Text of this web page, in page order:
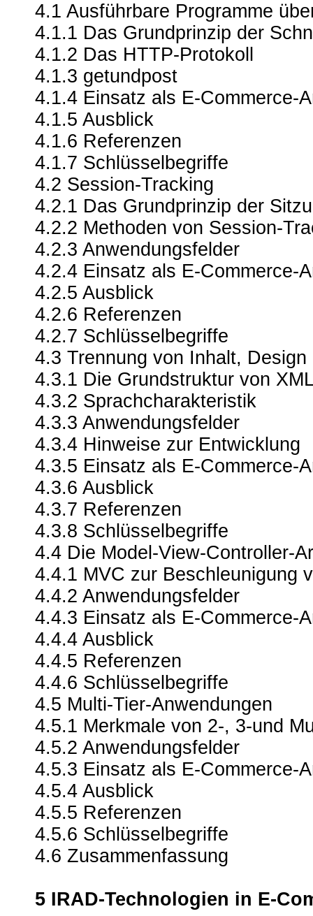
4.1 Ausführbare Programme
4.1.1 Das Grundprinzip der
4.1.2 Das HTTP-Protokoll
4.1.3 getundpost
4.1.4 Einsatz als E-Commerce-
4.1.5 Ausblick
4.1.6 Referenzen
4.1.7 Schlüsselbegriffe
4.2 Session-Tracking
4.2.1 Das Grundprinzip der
4.2.2 Methoden von Session-
4.2.3 Anwendungsfelder
4.2.4 Einsatz als E-Commerce-
4.2.5 Ausblick
4.2.6 Referenzen
4.2.7 Schlüsselbegriffe
4.3 Trennung von Inhalt,
4.3.1 Die Grundstruktur von
4.3.2 Sprachcharakteristik
4.3.3 Anwendungsfelder
4.3.4 Hinweise zur Entwicklung
4.3.5 Einsatz als E-Commerce-
4.3.6 Ausblick
4.3.7 Referenzen
4.3.8 Schlüsselbegriffe
4.4 Die Model-View-Controller-
4.4.1 MVC zur Beschleunigung
4.4.2 Anwendungsfelder
4.4.3 Einsatz als E-Commerce-
4.4.4 Ausblick
4.4.5 Referenzen
4.4.6 Schlüsselbegriffe
4.5 Multi-Tier-Anwendungen
4.5.1 Merkmale von 2-, 3-und
4.5.2 Anwendungsfelder
4.5.3 Einsatz als E-Commerce-
4.5.4 Ausblick
4.5.5 Referenzen
4.5.6 Schlüsselbegriffe
4.6 Zusammenfassung
5 IRAD-Technologien in E-